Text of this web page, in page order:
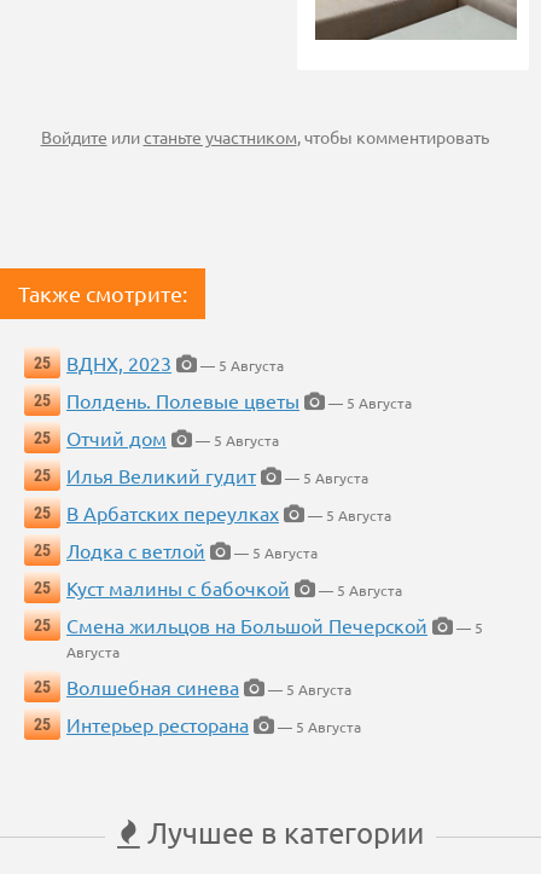
Войдите илистаньте участником, чтобы комментировать
Также смотрите:
25 ВДНХ, 2023
— 5 Августа
25
Полдень. Полевые цветы
— 5 Августа
25
Отчий дом
— 5 Августа
25
Илья Великий гудит
— 5 Августа
25
В Арбатских переулках
— 5 Августа
25
Лодка с ветлой
— 5 Августа
25
Куст малины с бабочкой
— 5 Августа
25
Смена жильцов на Большой Печерской
— 5
Августа
25
Волшебная синева
— 5 Августа
25
Интерьер ресторана — 5 Августа
Лучшее в категории